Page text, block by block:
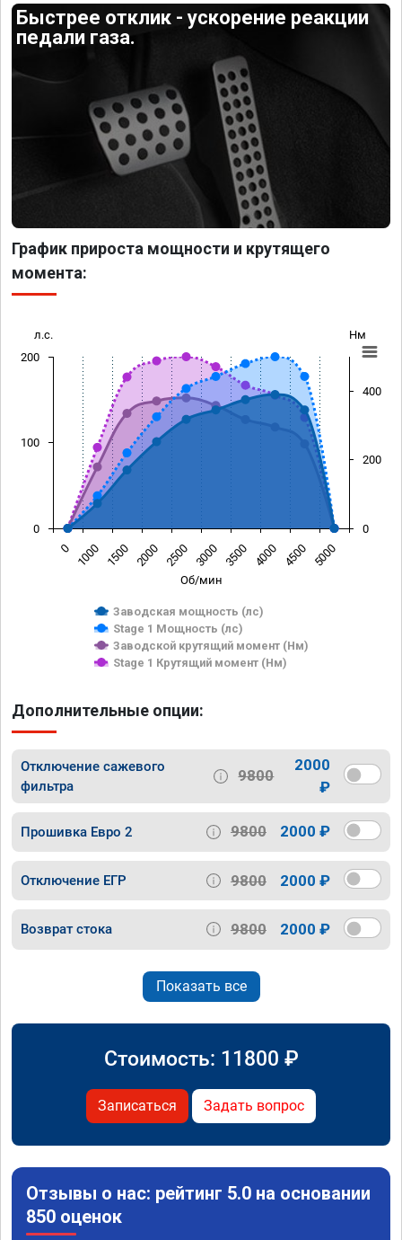
Быстрее отклик - ускорение реакции
педали газа.
График прироста мощности и крутящего
момента:
Об/мин
л.с. Нм
Заводская мощность (лс)
Stage 1 Мощность (лс)
Заводской крутящий момент (Нм)
Stage 1 Крутящий момент (Нм)
0 1000 1500 2000 2500 3000 3500 4000 4500 5000
0
100
200
0
200
400
Дополнительные опции:
Отключение сажевого
фильтра
9800
2000
₽
Прошивка Евро 2 9800 2000 ₽
Отключение ЕГР 9800 2000 ₽
Возврат стока 9800 2000 ₽
Показать все
Стоимость: 11800 ₽
Записаться Задать вопрос
Отзывы о нас: рейтинг 5.0 на основании
850 оценок